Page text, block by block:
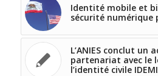
Identité mobile et
sécurité numérique
L’ANIES conclut un
partenariat avec le
l’identité civile